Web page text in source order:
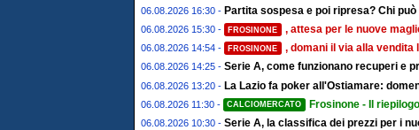
06.08.2026 16:30 - Partita sospesa e poi ripresa? Chi
06.08.2026 15:30 - FROSINONE , attesa per le nuove
06.08.2026 14:54 - FROSINONE , domani il via alla vendita
06.08.2026 14:25 - Serie A, come funzionano recuperi e
06.08.2026 13:20 - La Lazio fa poker all'Ostiamare:
06.08.2026 11:30 - CALCIOMERCATO Frosinone - Il
06.08.2026 10:30 - Serie A, la classifica dei prezzi per i